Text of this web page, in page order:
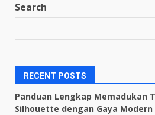
Search
RECENT POSTS
Panduan Lengkap Memadukan
Silhouette dengan Gaya Modern